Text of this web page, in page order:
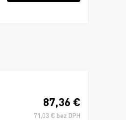
87,36 €
71,03 € bez DPH